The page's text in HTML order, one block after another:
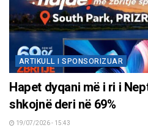
ARTIKULL I SPONSORIZUAR
Hapet dyqani më i ri i
shkojnë deri në 69%
19/07/2026 - 15:43